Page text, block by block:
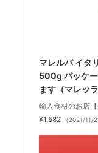
マレルバ イタ
500g パッケ
ます（マレッ
輸入食材のお店【
¥1,582
（2021/11/